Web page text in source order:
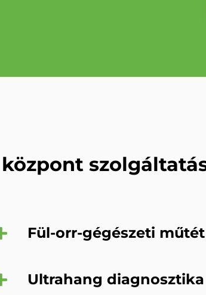
Fül-orr-gégészeti műtét
Ultrahang diagnosztika